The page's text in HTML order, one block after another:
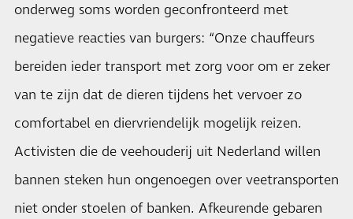
onderweg soms worden geconfronteerd met
negatieve reacties van burgers: “Onze chauffeurs
bereiden ieder transport met zorg voor om er zeker
van te zijn dat de dieren tijdens het vervoer zo
comfortabel en diervriendelijk mogelijk reizen.
Activisten die de veehouderij uit Nederland willen
bannen steken hun ongenoegen over veetransporten
niet onder stoelen of banken. Afkeurende gebaren